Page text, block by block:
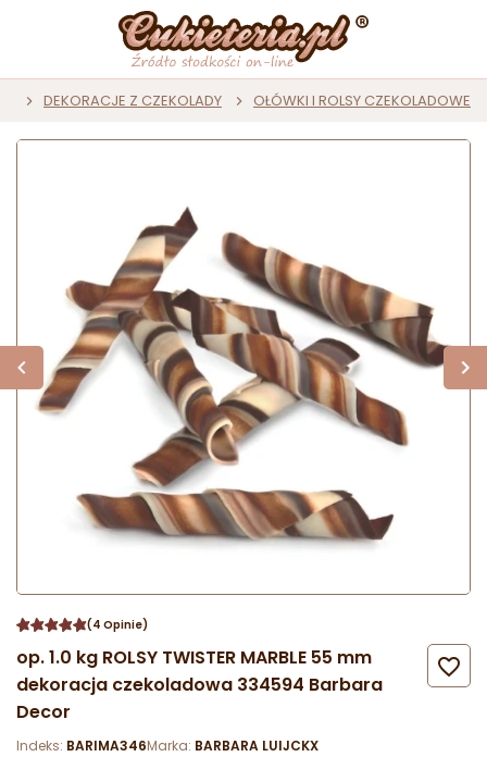
DEKORACJE Z CZEKOLADY OŁÓWKI I ROLSY CZEKOLADOWE
(4 Opinie)
op. 1.0 kg ROLSY TWISTER MARBLE 55 mm
dekoracja czekoladowa 334594 Barbara
Decor

Indeks: BARIMA346Marka: BARBARA LUIJCKX